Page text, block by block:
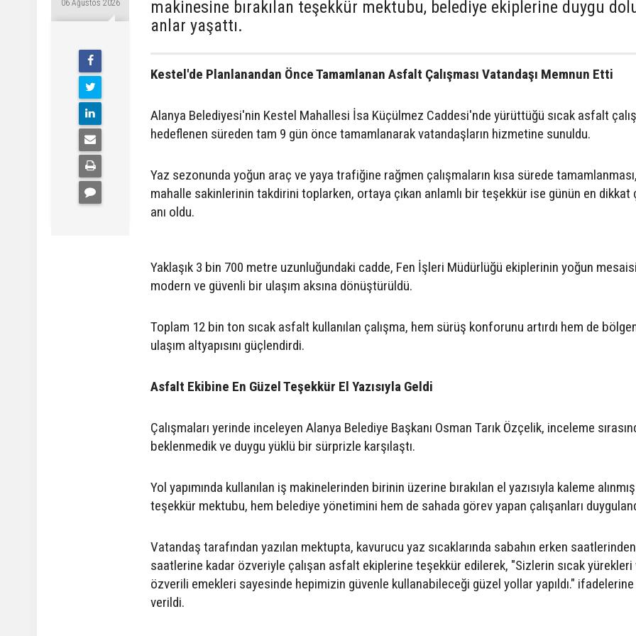
06 Ağustos 2026
makinesine bırakılan teşekkür mektubu, belediye ekiplerine duygu
anlar yaşattı.
Kestel'de Planlanandan Önce Tamamlanan Asfalt Çalışması Vatandaşı Memnun Etti
Alanya Belediyesi'nin Kestel Mahallesi İsa Küçülmez Caddesi'nde yürüttüğü sıcak asfalt
hedeflenen süreden tam 9 gün önce tamamlanarak vatandaşların hizmetine sunuldu.
Yaz sezonunda yoğun araç ve yaya trafiğine rağmen çalışmaların kısa sürede tamamlanması,
mahalle sakinlerinin takdirini toplarken, ortaya çıkan anlamlı bir teşekkür ise günün en dikkat
anı oldu.
Yaklaşık 3 bin 700 metre uzunluğundaki cadde, Fen İşleri Müdürlüğü ekiplerinin yoğun
modern ve güvenli bir ulaşım aksına dönüştürüldü.
Toplam 12 bin ton sıcak asfalt kullanılan çalışma, hem sürüş konforunu artırdı hem de
ulaşım altyapısını güçlendirdi.
Asfalt Ekibine En Güzel Teşekkür El Yazısıyla Geldi
Çalışmaları yerinde inceleyen Alanya Belediye Başkanı Osman Tarık Özçelik, inceleme
beklenmedik ve duygu yüklü bir sürprizle karşılaştı.
Yol yapımında kullanılan iş makinelerinden birinin üzerine bırakılan el yazısıyla kaleme alınmış
teşekkür mektubu, hem belediye yönetimini hem de sahada görev yapan çalışanları
Vatandaş tarafından yazılan mektupta, kavurucu yaz sıcaklarında sabahın erken
saatlerine kadar özveriyle çalışan asfalt ekiplerine teşekkür edilerek, "Sizlerin sıcak yürekleri
özverili emekleri sayesinde hepimizin güvenle kullanabileceği güzel yollar yapıldı."
verildi.